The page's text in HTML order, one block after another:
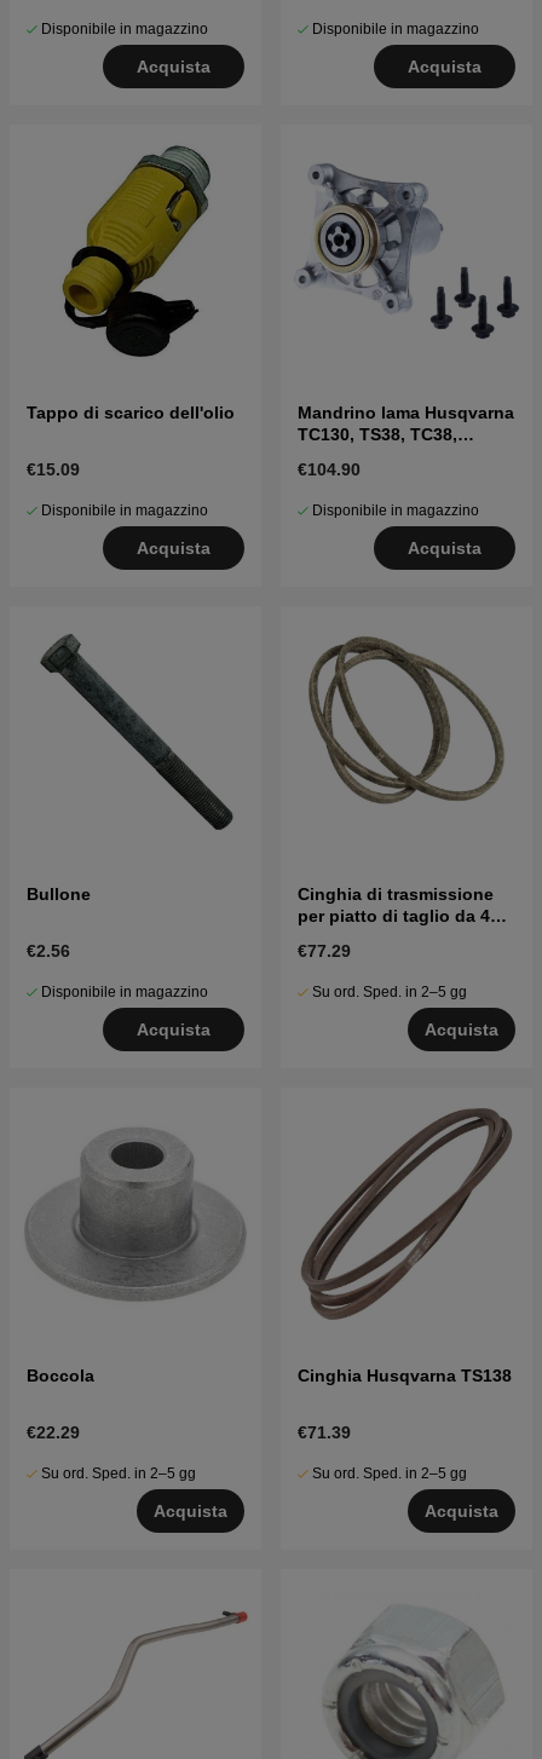
Disponibile in magazzino
Acquista
Disponibile in magazzino
Acquista
Tappo di scarico dell'olio
€15.09
Disponibile in magazzino
Acquista
Mandrino lama Husqvarna
TC130, TS38, TC38,
€104.90
Disponibile in magazzino
Acquista
Bullone
€2.56
Disponibile in magazzino
Acquista
Cinghia di trasmissione
per piatto di taglio da 42"
€77.29
Su ord. Sped. in 2–5 gg
Acquista
Boccola
€22.29
Su ord. Sped. in 2–5 gg
Acquista
Cinghia Husqvarna TS138
€71.39
Su ord. Sped. in 2–5 gg
Acquista